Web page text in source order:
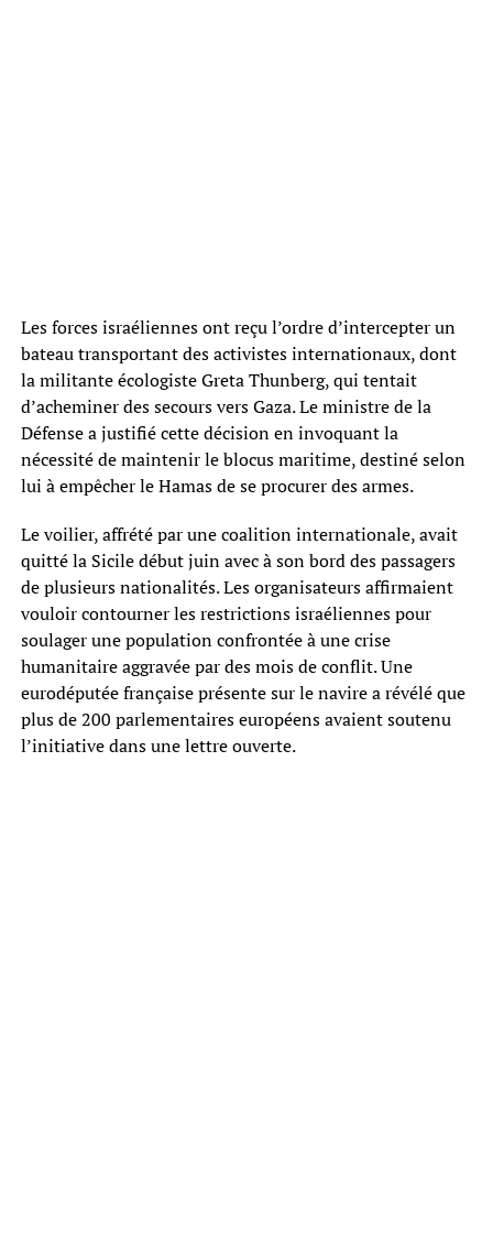
Les forces israéliennes ont reçu l’ordre d’intercepter un
bateau transportant des activistes internationaux, dont
la militante écologiste Greta Thunberg, qui tentait
d’acheminer des secours vers Gaza. Le ministre de la
Défense a justifié cette décision en invoquant la
nécessité de maintenir le blocus maritime, destiné selon
lui à empêcher le Hamas de se procurer des armes.
Le voilier, affrété par une coalition internationale, avait
quitté la Sicile début juin avec à son bord des passagers
de plusieurs nationalités. Les organisateurs affirmaient
vouloir contourner les restrictions israéliennes pour
soulager une population confrontée à une crise
humanitaire aggravée par des mois de conflit. Une
eurodéputée française présente sur le navire a révélé que
plus de 200 parlementaires européens avaient soutenu
l’initiative dans une lettre ouverte.